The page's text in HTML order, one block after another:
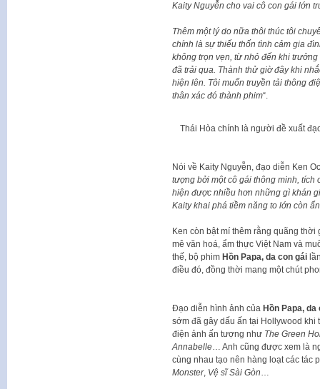
Kaity Nguyễn cho vai cô con gái lớn
Thêm một lý do nữa thôi thúc tôi
chính là sự thiếu thốn tình cảm gia
không trọn vẹn, từ nhỏ đến khi
đã trải qua. Thành thử giờ đây khi
hiện lên. Tôi muốn truyền tải thông
thân xác đó thành phim“.
Thái Hòa chính là người đề xuất
Nói về Kaity Nguyễn, đạo diễn Ken
tượng bởi một cô gái thông minh, tích
hiện được nhiều hơn những gì khán
Kaity khai phá tiềm năng to lớn còn
Ken còn bật mí thêm rằng quãng
mê văn hoá, ẩm thực Việt Nam và
thế, bộ phim Hồn Papa, da con gái
điều đó, đồng thời mang một chút
Đạo diễn hình ảnh của Hồn Papa, da
sớm đã gây dấu ấn tại Hollywood khi
điện ảnh ấn tượng như The Green
Annabelle… Anh cũng được xem là
cùng nhau tạo nên hàng loạt các tác
Monster, Vệ sĩ Sài Gòn…